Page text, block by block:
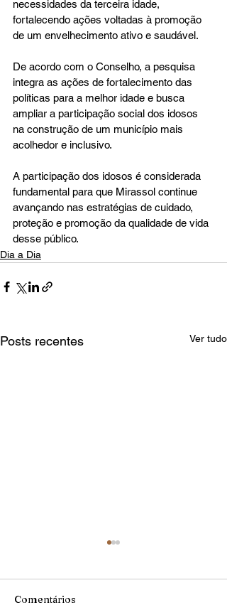
necessidades da terceira idade,
fortalecendo ações voltadas à promoção
de um envelhecimento ativo e saudável.
De acordo com o Conselho, a pesquisa
integra as ações de fortalecimento das
políticas para a melhor idade e busca
ampliar a participação social dos idosos
na construção de um município mais
acolhedor e inclusivo.
A participação dos idosos é considerada
fundamental para que Mirassol continue
avançando nas estratégias de cuidado,
proteção e promoção da qualidade de vida
desse público.
Dia a Dia
Posts recentes Ver tudo
Comentários